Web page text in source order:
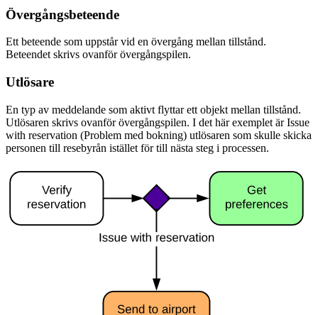
Övergångsbeteende
Ett beteende som uppstår vid en övergång mellan tillstånd.
Beteendet skrivs ovanför övergångspilen.
Utlösare
En typ av meddelande som aktivt flyttar ett objekt mellan tillstånd.
Utlösaren skrivs ovanför övergångspilen. I det här exemplet är Issue
with reservation (Problem med bokning) utlösaren som skulle skicka
personen till resebyrån istället för till nästa steg i processen.